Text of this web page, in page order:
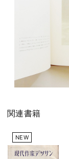
関連書籍
NEW